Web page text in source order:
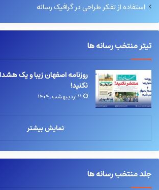
استفاده از تفکر طراحی در گرافیک رسانه
تیتر منتخب رسانه ها
روزنامه اصفهان زیبا و یک
نکنید!
۱۱ اردیبهشت, ۱۴۰۴
نمایش بیشتر
جلد منتخب رسانه ها